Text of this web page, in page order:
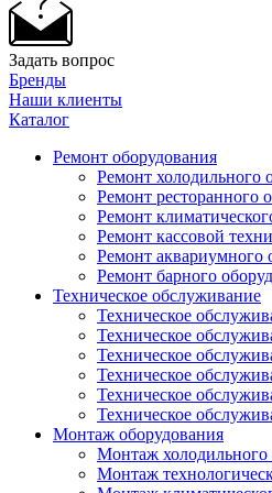
Задать вопрос
Бренды
Наши клиенты
Каталог
Ремонт оборудования
Ремонт холодильного
Ремонт ресторанного
Ремонт
Ремонт кассовой
Ремонт аквариумного
Ремонт барного
Техническое обслуживание
Техническое
Техническое
Техническое
Техническое
Техническое
Техническое
Монтаж оборудования
Монтаж холодильного
Монтаж